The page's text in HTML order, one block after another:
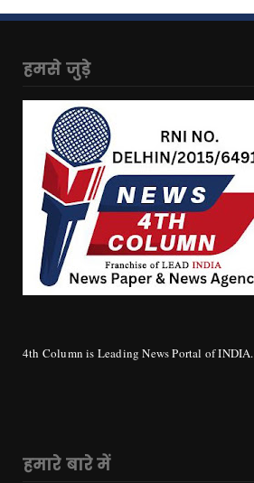
हमसे जुड़े
4th Column is Leading News Portal of INDIA.
हमारे बारे में